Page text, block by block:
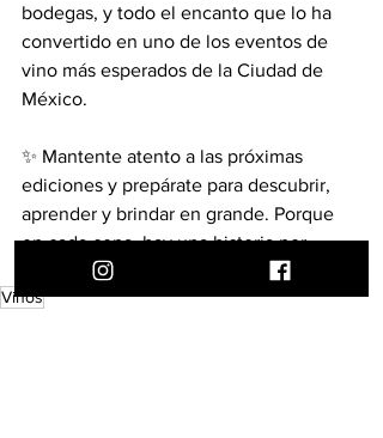
bodegas, y todo el encanto que lo ha
convertido en uno de los eventos de
vino más esperados de la Ciudad de
México.
✨ Mantente atento a las próximas
ediciones y prepárate para descubrir,
aprender y brindar en grande. Porque
en cada copa, hay una historia por
contar… y muchas más por descorchar.
Vinos